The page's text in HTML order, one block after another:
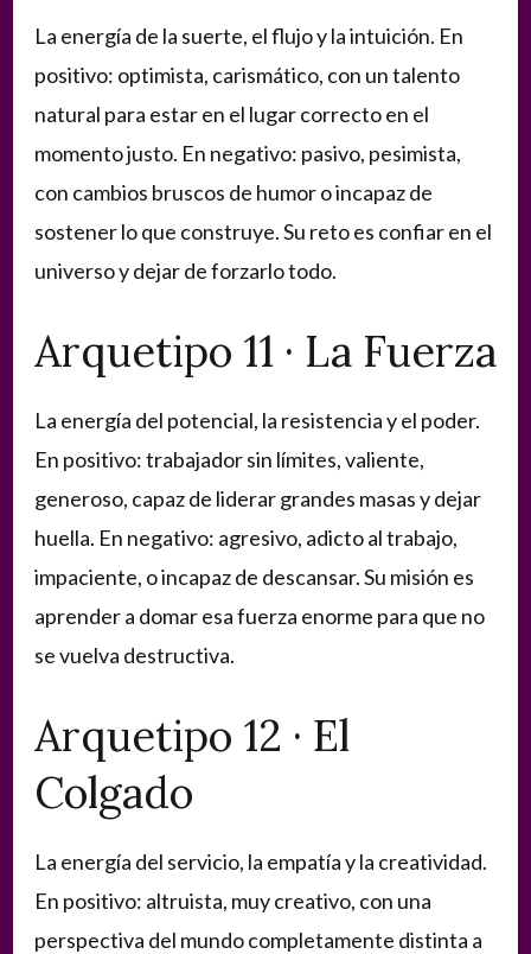
La energía de la suerte, el flujo y la intuición. En
positivo: optimista, carismático, con un talento
natural para estar en el lugar correcto en el
momento justo. En negativo: pasivo, pesimista,
con cambios bruscos de humor o incapaz de
sostener lo que construye. Su reto es confiar en el
universo y dejar de forzarlo todo.
Arquetipo 11 · La Fuerza
La energía del potencial, la resistencia y el poder.
En positivo: trabajador sin límites, valiente,
generoso, capaz de liderar grandes masas y dejar
huella. En negativo: agresivo, adicto al trabajo,
impaciente, o incapaz de descansar. Su misión es
aprender a domar esa fuerza enorme para que no
se vuelva destructiva.
Arquetipo 12 · El
Colgado
La energía del servicio, la empatía y la creatividad.
En positivo: altruista, muy creativo, con una
perspectiva del mundo completamente distinta a